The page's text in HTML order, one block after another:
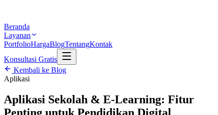
Beranda
Layanan
PortfolioHargaBlogTentangKontak
Konsultasi Gratis
Kembali ke Blog
Aplikasi
Aplikasi Sekolah & E-Learning: Fitur